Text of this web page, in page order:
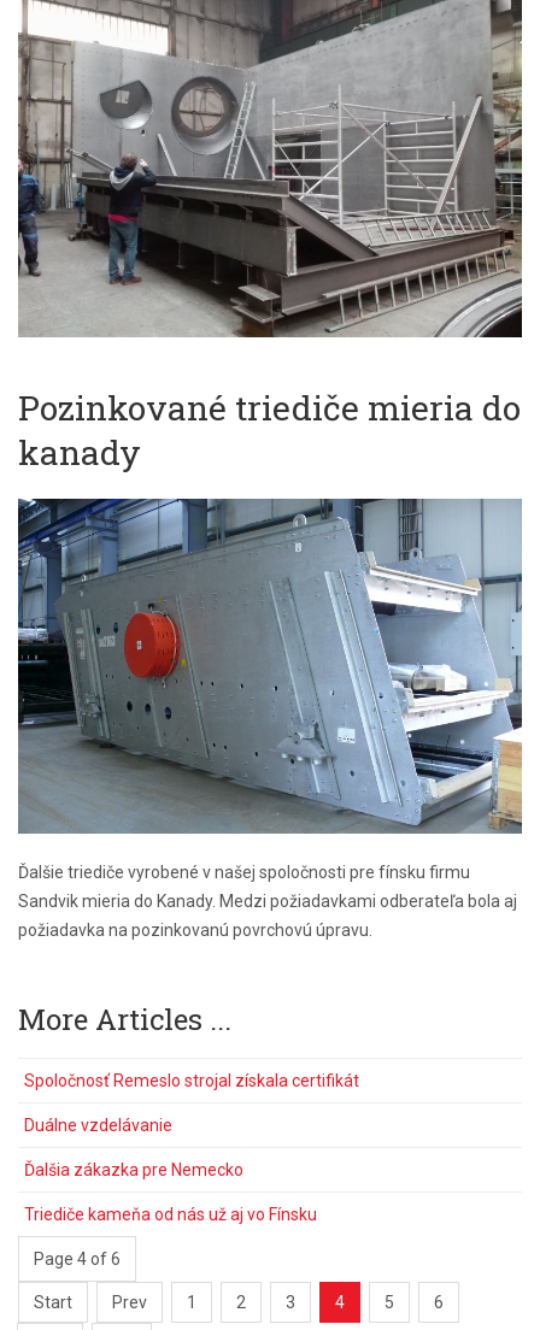
Pozinkované triediče mieria do
kanady
Ďalšie triediče vyrobené v našej spoločnosti pre fínsku firmu
Sandvik mieria do Kanady. Medzi požiadavkami odberateľa bola aj
požiadavka na pozinkovanú povrchovú úpravu.
More Articles ...
Spoločnosť Remeslo strojal získala certifikát
Duálne vzdelávanie
Ďalšia zákazka pre Nemecko
Triediče kameňa od nás už aj vo Fínsku
Page 4 of 6
Start Prev 1 2 3 4 5 6